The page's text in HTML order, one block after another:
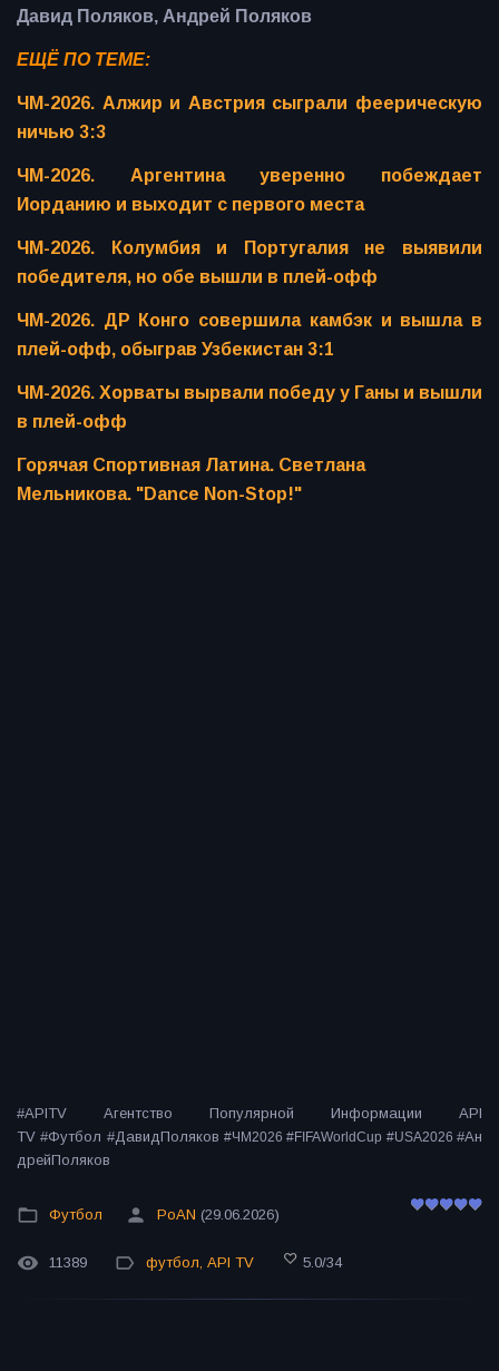
Давид Поляков, Андрей Поляков
ЕЩЁ ПО ТЕМЕ:
ЧМ-2026. Алжир и Австрия сыграли феерическую
ничью 3:3
ЧМ-2026. Аргентина уверенно побеждает
Иорданию и выходит с первого места
ЧМ-2026. Колумбия и Португалия не выявили
победителя, но обе вышли в плей-офф
ЧМ-2026. ДР Конго совершила камбэк и вышла в
плей-офф, обыграв Узбекистан 3:1
ЧМ-2026. Хорваты вырвали победу у Ганы и вышли
в плей-офф
Горячая Спортивная Латина. Светлана
Мельникова. "Dance Non-Stop!"
#APITV Агентство Популярной Информации API
TV #Футбол #ДавидПоляков #ЧМ2026 #FIFAWorldCup #USA2026 #Ан
дрейПоляков
Футбол PoAN (29.06.2026)
11389 футбол, API TV 5.0/34